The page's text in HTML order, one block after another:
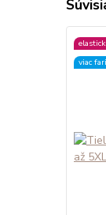
viac